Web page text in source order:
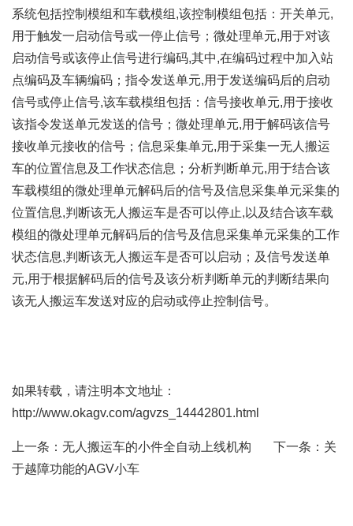
系统包括控制模组和车载模组,该控制模组包括：开关单元,
用于触发一启动信号或一停止信号；微处理单元,用于对该
启动信号或该停止信号进行编码,其中,在编码过程中加入站
点编码及车辆编码；指令发送单元,用于发送编码后的启动
信号或停止信号,该车载模组包括：信号接收单元,用于接收
该指令发送单元发送的信号；微处理单元,用于解码该信号
接收单元接收的信号；信息采集单元,用于采集一无人搬运
车的位置信息及工作状态信息；分析判断单元,用于结合该
车载模组的微处理单元解码后的信号及信息采集单元采集的
位置信息,判断该无人搬运车是否可以停止,以及结合该车载
模组的微处理单元解码后的信号及信息采集单元采集的工作
状态信息,判断该无人搬运车是否可以启动；及信号发送单
元,用于根据解码后的信号及该分析判断单元的判断结果向
该无人搬运车发送对应的启动或停止控制信号。
如果转载，请注明本文地址：
http://www.okagv.com/agvzs_14442801.html
上一条： 无人搬运车的小件全自动上线机构 下一条： 关
于越障功能的AGV小车